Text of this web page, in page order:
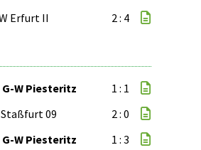
Erfurt II 2 : 4
G-W Piesteritz
1 : 1
Staßfurt 09
2 : 0
G-W Piesteritz
1 : 3